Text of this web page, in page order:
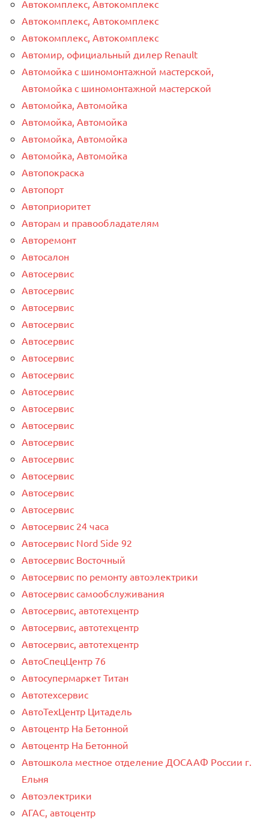
Автокомплекс, Автокомплекс
Автокомплекс, Автокомплекс
Автокомплекс, Автокомплекс
Автомир, официальный дилер Renault
Автомойка с шиномонтажной мастерской,
Автомойка с шиномонтажной мастерской
Автомойка, Автомойка
Автомойка, Автомойка
Автомойка, Автомойка
Автомойка, Автомойка
Автопокраска
Автопорт
Автоприоритет
Авторам и правообладателям
Авторемонт
Автосалон
Автосервис
Автосервис
Автосервис
Автосервис
Автосервис
Автосервис
Автосервис
Автосервис
Автосервис
Автосервис
Автосервис
Автосервис
Автосервис
Автосервис
Автосервис
Автосервис 24 часа
Автосервис Nord Side 92
Автосервис Восточный
Автосервис по ремонту автоэлектрики
Автосервис самообслуживания
Автосервис, автотехцентр
Автосервис, автотехцентр
Автосервис, автотехцентр
АвтоСпецЦентр 76
Автосупермаркет Титан
Автотехсервис
АвтоТехЦентр Цитадель
Автоцентр На Бетонной
Автоцентр На Бетонной
Автошкола местное отделение ДОСААФ России г.
Ельня
Автоэлектрики
АГАС, автоцентр